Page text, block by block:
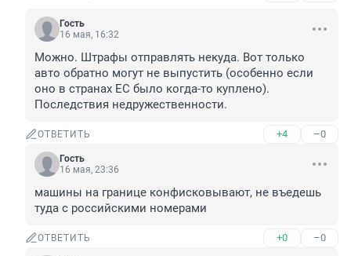
Гость
16 мая, 16:32
Можно. Штрафы отправлять некуда. Вот только
авто обратно могут не выпустить (особенно если
оно в странах ЕС было когда-то куплено).
Последствия недружественности.
ОТВЕТИТЬ +4 –0
Гость
16 мая, 23:36
машины на границе конфисковывают, не въедешь
туда с российскими номерами
ОТВЕТИТЬ +0 –0